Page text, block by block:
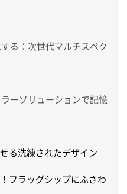
る：次世代マルチスペク
ーソリューションで記憶
る洗練されたデザイン
フラッグシップにふさわ